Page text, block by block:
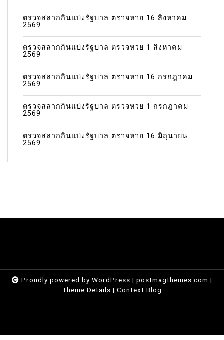
ตรวจสลากกินแบ่งรัฐบาล ตรวจหวย 16 สิงหาคม
2569
ตรวจสลากกินแบ่งรัฐบาล ตรวจหวย 1 สิงหาคม
2569
ตรวจสลากกินแบ่งรัฐบาล ตรวจหวย 16 กรกฎาคม
2569
ตรวจสลากกินแบ่งรัฐบาล ตรวจหวย 1 กรกฎาคม
2569
ตรวจสลากกินแบ่งรัฐบาล ตรวจหวย 16 มิถุนายน
2569
Proudly powered by WordPress | postmagthemes.com |
Theme Details | Context Blog